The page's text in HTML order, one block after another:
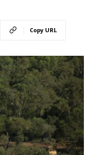
Copy URL